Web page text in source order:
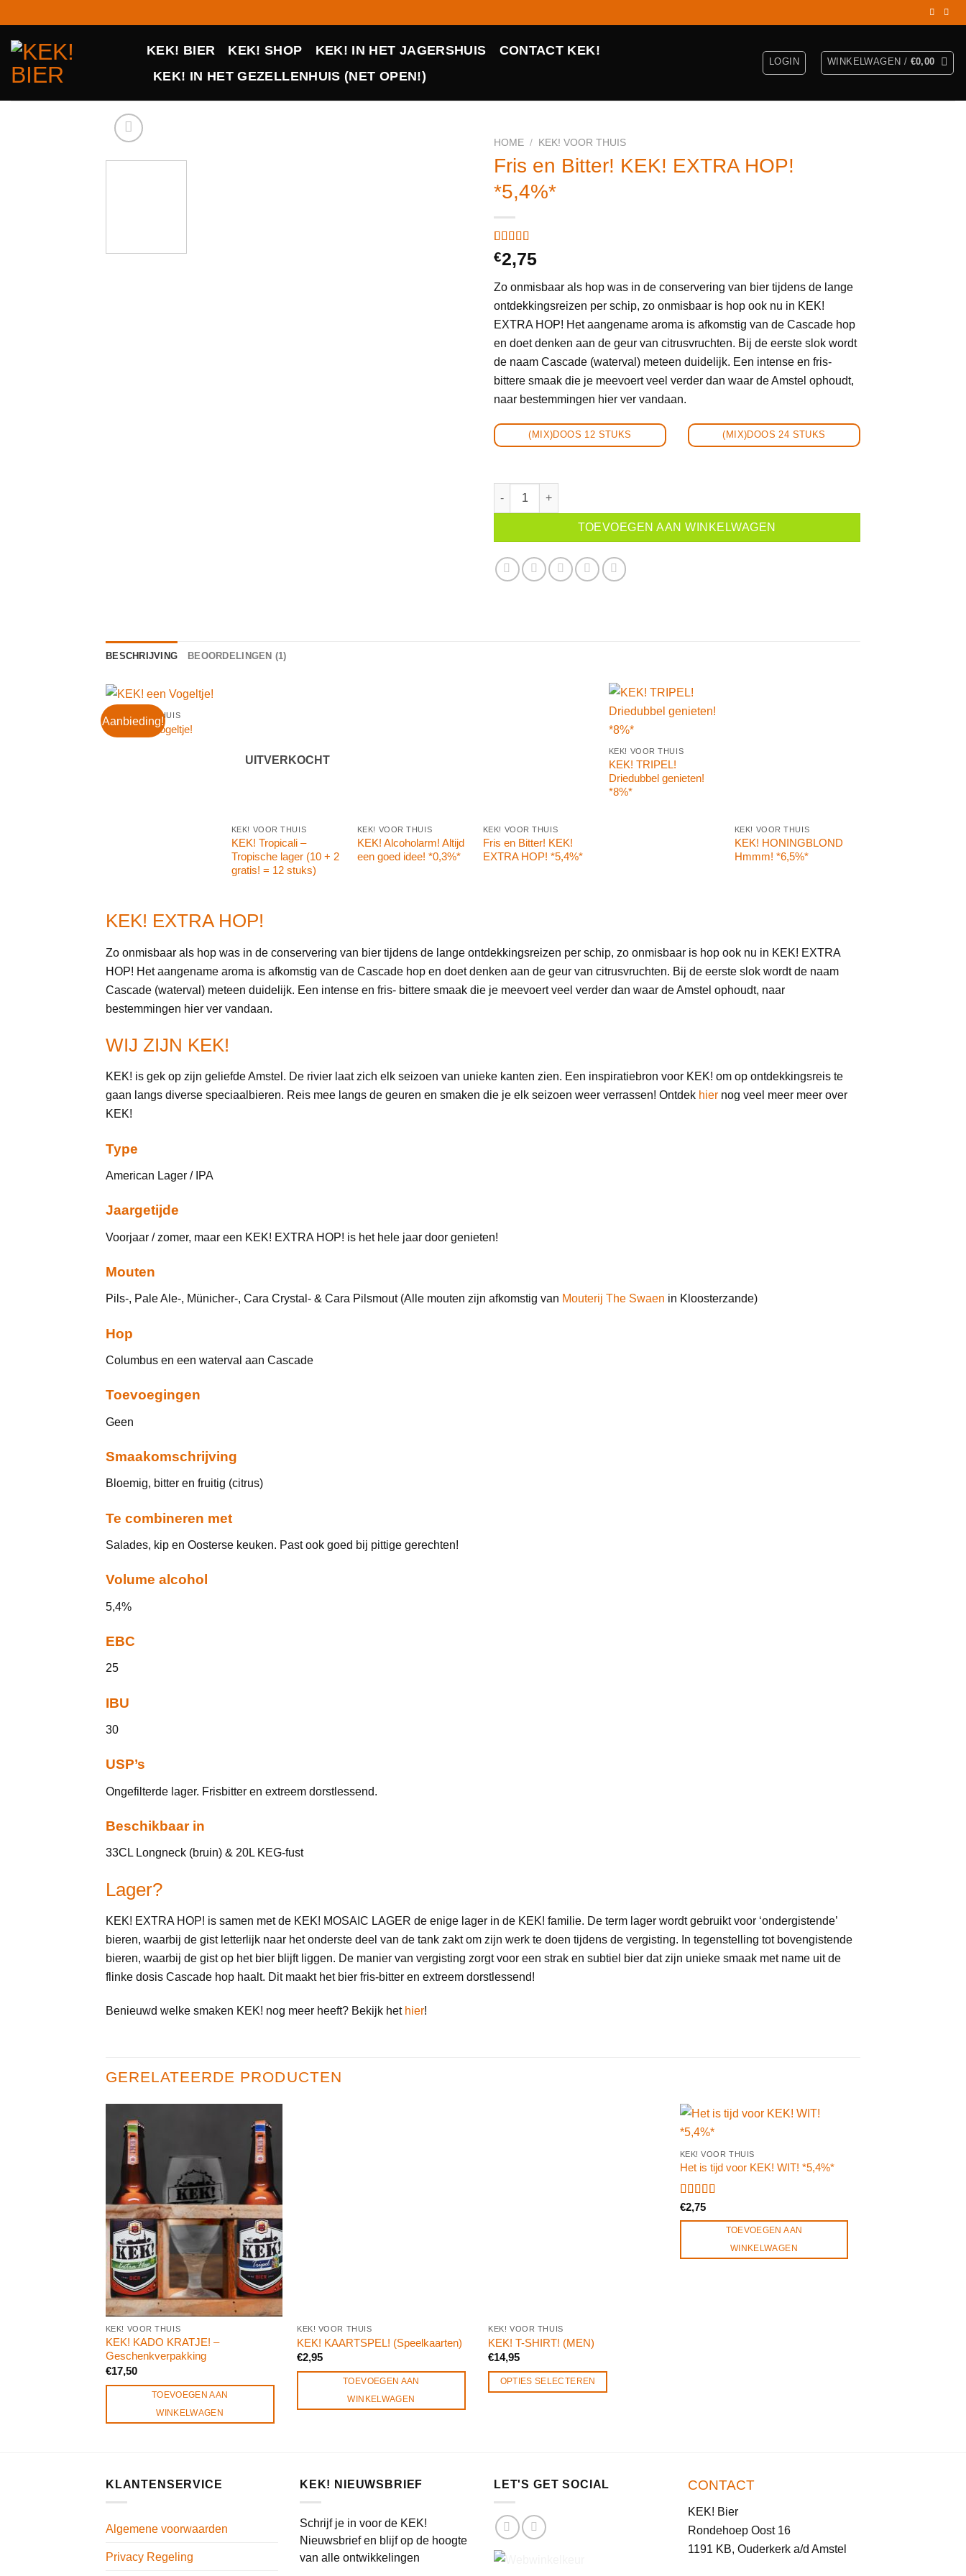
naar
inhoud
KEK! BIER KEK! SHOP KEK! IN HET JAGERSHUIS
CONTACT KEK!
KEK! IN HET GEZELLENHUIS (NET OPEN!)
LOGIN WINKELWAGEN / €0,00
HOME / KEK! VOOR THUIS
Fris en Bitter! KEK! EXTRA HOP!
*5,4%*
Gewaardeerd
5.00op 5
op
1
klant
waardering
€2,75
Zo onmisbaar als hop was in de conservering van bier tijdens de lange
ontdekkingsreizen per schip, zo onmisbaar is hop ook nu in KEK!
EXTRA HOP! Het aangename aroma is afkomstig van de Cascade hop
en doet denken aan de geur van citrusvruchten. Bij de eerste slok wordt
de naam Cascade (waterval) meteen duidelijk. Een intense en fris-
bittere smaak die je meevoert veel verder dan waar de Amstel ophoudt,
naar bestemmingen hier ver vandaan.
(MIX)DOOS 12 STUKS (MIX)DOOS 24 STUKS
Fris en Bitter! KEK! EXTRA HOP! *5,4%* aantal
TOEVOEGEN AAN WINKELWAGEN
BESCHRIJVING BEOORDELINGEN (1)
Aanbieding!
KEK! VOOR THUIS
KEK! een Vogeltje!
UITVERKOCHT
KEK! VOOR THUIS
KEK! Tropicali –
Tropische lager (10 + 2
gratis! = 12 stuks)
KEK! VOOR THUIS
KEK! Alcoholarm! Altijd
een goed idee! *0,3%*
KEK! VOOR THUIS
Fris en Bitter! KEK!
EXTRA HOP! *5,4%*
KEK! VOOR THUIS
KEK! TRIPEL!
Driedubbel genieten!
*8%*
KEK! VOOR THUIS
KEK! HONINGBLOND
Hmmm! *6,5%*
KEK! EXTRA HOP!
Zo onmisbaar als hop was in de conservering van bier tijdens de lange ontdekkingsreizen per schip, zo onmisbaar is hop ook nu in KEK! EXTRA
HOP! Het aangename aroma is afkomstig van de Cascade hop en doet denken aan de geur van citrusvruchten. Bij de eerste slok wordt de naam
Cascade (waterval) meteen duidelijk. Een intense en fris- bittere smaak die je meevoert veel verder dan waar de Amstel ophoudt, naar
bestemmingen hier ver vandaan.
WIJ ZIJN KEK!
KEK! is gek op zijn geliefde Amstel. De rivier laat zich elk seizoen van unieke kanten zien. Een inspiratiebron voor KEK! om op ontdekkingsreis te
gaan langs diverse speciaalbieren. Reis mee langs de geuren en smaken die je elk seizoen weer verrassen! Ontdek hier nog veel meer meer over
KEK!
Type
American Lager / IPA
Jaargetijde
Voorjaar / zomer, maar een KEK! EXTRA HOP! is het hele jaar door genieten!
Mouten
Pils-, Pale Ale-, Münicher-, Cara Crystal- & Cara Pilsmout (Alle mouten zijn afkomstig van Mouterij The Swaen in Kloosterzande)
Hop
Columbus en een waterval aan Cascade
Toevoegingen
Geen
Smaakomschrijving
Bloemig, bitter en fruitig (citrus)
Te combineren met
Salades, kip en Oosterse keuken. Past ook goed bij pittige gerechten!
Volume alcohol
5,4%
EBC
25
IBU
30
USP’s
Ongefilterde lager. Frisbitter en extreem dorstlessend.
Beschikbaar in
33CL Longneck (bruin) & 20L KEG-fust
Lager?
KEK! EXTRA HOP! is samen met de KEK! MOSAIC LAGER de enige lager in de KEK! familie. De term lager wordt gebruikt voor ‘ondergistende’
bieren, waarbij de gist letterlijk naar het onderste deel van de tank zakt om zijn werk te doen tijdens de vergisting. In tegenstelling tot bovengistende
bieren, waarbij de gist op het bier blijft liggen. De manier van vergisting zorgt voor een strak en subtiel bier dat zijn unieke smaak met name uit de
flinke dosis Cascade hop haalt. Dit maakt het bier fris-bitter en extreem dorstlessend!
Benieuwd welke smaken KEK! nog meer heeft? Bekijk het hier!
GERELATEERDE PRODUCTEN
KEK! VOOR THUIS
KEK! KADO KRATJE! –
Geschenkverpakking
€17,50
TOEVOEGEN AAN
WINKELWAGEN
KEK! VOOR THUIS
KEK! KAARTSPEL! (Speelkaarten)
€2,95
TOEVOEGEN AAN
WINKELWAGEN
KEK! VOOR THUIS
KEK! T-SHIRT! (MEN)
€14,95
OPTIES SELECTEREN
KEK! VOOR THUIS
Het is tijd voor KEK! WIT! *5,4%*
Gewaardeerd
5.00uit 5
€2,75
TOEVOEGEN AAN
WINKELWAGEN
KLANTENSERVICE
Algemene voorwaarden
Privacy Regeling
KEK! NIEUWSBRIEF
Schrijf je in voor de KEK!
Nieuwsbrief en blijf op de hoogte
van alle ontwikkelingen
LET'S GET SOCIAL CONTACT
KEK! Bier
Rondehoep Oost 16
1191 KB, Ouderkerk a/d Amstel